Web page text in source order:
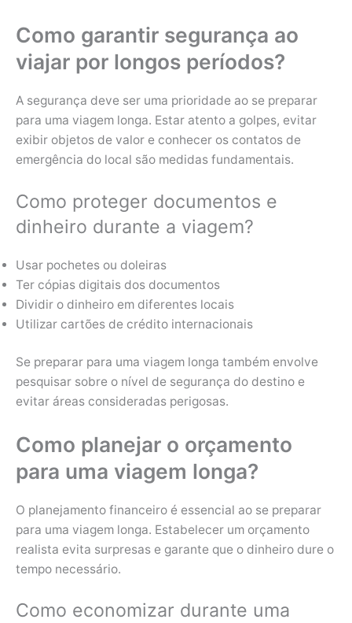
Como garantir segurança ao
viajar por longos períodos?
A segurança deve ser uma prioridade ao se preparar
para uma viagem longa. Estar atento a golpes, evitar
exibir objetos de valor e conhecer os contatos de
emergência do local são medidas fundamentais.
Como proteger documentos e
dinheiro durante a viagem?
Usar pochetes ou doleiras
Ter cópias digitais dos documentos
Dividir o dinheiro em diferentes locais
Utilizar cartões de crédito internacionais
Se preparar para uma viagem longa também envolve
pesquisar sobre o nível de segurança do destino e
evitar áreas consideradas perigosas.
Como planejar o orçamento
para uma viagem longa?
O planejamento financeiro é essencial ao se preparar
para uma viagem longa. Estabelecer um orçamento
realista evita surpresas e garante que o dinheiro dure o
tempo necessário.
Como economizar durante uma